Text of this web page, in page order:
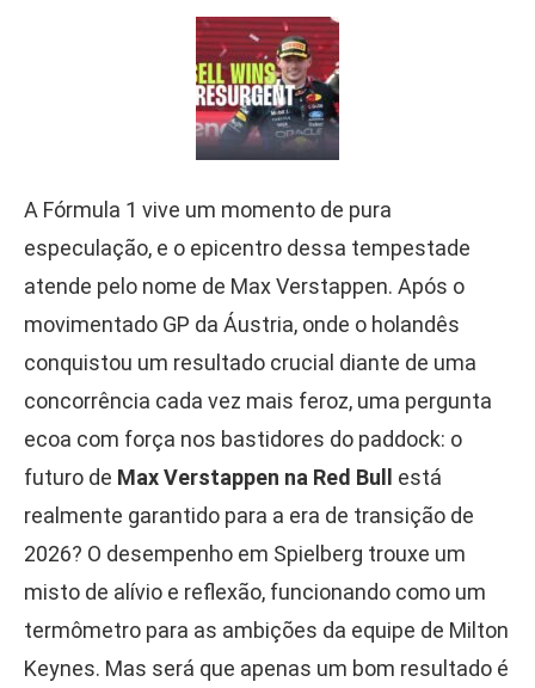
A Fórmula 1 vive um momento de pura
especulação, e o epicentro dessa tempestade
atende pelo nome de Max Verstappen. Após o
movimentado GP da Áustria, onde o holandês
conquistou um resultado crucial diante de uma
concorrência cada vez mais feroz, uma pergunta
ecoa com força nos bastidores do paddock: o
futuro de Max Verstappen na Red Bull
está
realmente garantido para a era de transição de
2026? O desempenho em Spielberg trouxe um
misto de alívio e reflexão, funcionando como um
termômetro para as ambições da equipe de Milton
Keynes. Mas será que apenas um bom resultado é